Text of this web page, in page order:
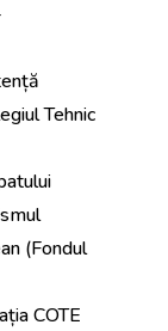
Tehnic
(Fondul
COTE